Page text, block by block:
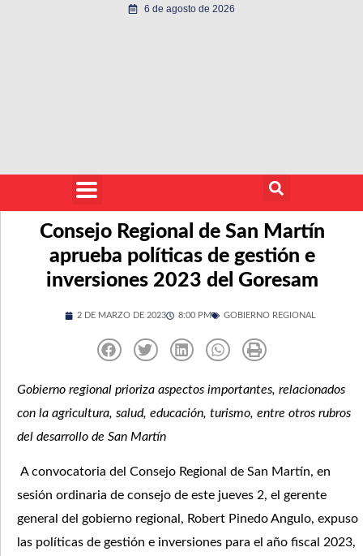
6 de agosto de 2026
Consejo Regional de San Martín
aprueba políticas de gestión e
inversiones 2023 del Goresam
2 DE MARZO DE 2023 8:00 PM GOBIERNO REGIONAL
Gobierno regional prioriza aspectos importantes, relacionados
con la agricultura, salud, educación, turismo, entre otros rubros
del desarrollo de San Martín
A convocatoria del Consejo Regional de San Martín, en
sesión ordinaria de consejo de este jueves 2, el gerente
general del gobierno regional, Robert Pinedo Angulo, expuso
las políticas de gestión e inversiones para el año fiscal 2023,